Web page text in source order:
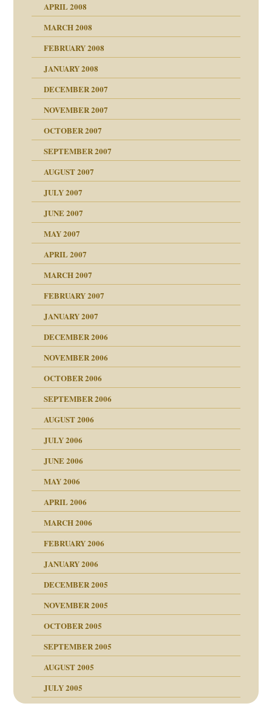
Juni 2008
und Staat
APRIL 2008
MARCH 2008
FEBRUARY 2008
in meiner
JANUARY 2008
DECEMBER 2007
NOVEMBER 2007
voller Absicht!"
OCTOBER 2007
SEPTEMBER 2007
AUGUST 2007
JULY 2007
JUNE 2007
MAY 2007
APRIL 2007
MARCH 2007
FEBRUARY 2007
JANUARY 2007
DECEMBER 2006
NOVEMBER 2006
OCTOBER 2006
SEPTEMBER 2006
AUGUST 2006
JULY 2006
JUNE 2006
MAY 2006
APRIL 2006
MARCH 2006
FEBRUARY 2006
JANUARY 2006
DECEMBER 2005
NOVEMBER 2005
OCTOBER 2005
SEPTEMBER 2005
AUGUST 2005
JULY 2005